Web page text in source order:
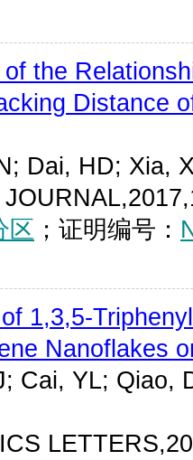
the
Distance
Dai, HD; Xia,
区 ；证明编号：
1,3,5-
Nanoflakes
Cai, YL; Qiao,